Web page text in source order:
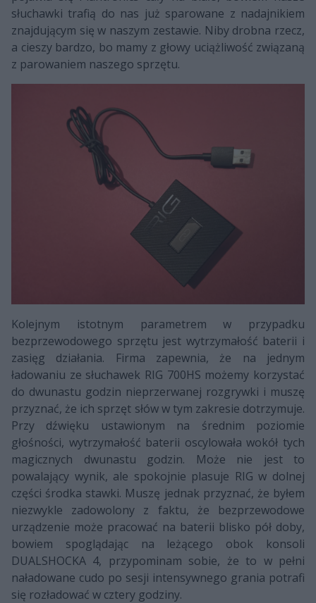
słuchawki trafią do nas już sparowane z nadajnikiem
znajdującym się w naszym zestawie. Niby drobna rzecz,
a cieszy bardzo, bo mamy z głowy uciążliwość związaną
z parowaniem naszego sprzętu.
Kolejnym istotnym parametrem w przypadku
bezprzewodowego sprzętu jest wytrzymałość baterii i
zasięg działania. Firma zapewnia, że na jednym
ładowaniu ze słuchawek RIG 700HS możemy korzystać
do dwunastu godzin nieprzerwanej rozgrywki i muszę
przyznać, że ich sprzęt słów w tym zakresie dotrzymuje.
Przy dźwięku ustawionym na średnim poziomie
głośności, wytrzymałość baterii oscylowała wokół tych
magicznych dwunastu godzin. Może nie jest to
powalający wynik, ale spokojnie plasuje RIG w dolnej
części środka stawki. Muszę jednak przyznać, że byłem
niezwykle zadowolony z faktu, że bezprzewodowe
urządzenie może pracować na baterii blisko pół doby,
bowiem spoglądając na leżącego obok konsoli
DUALSHOCKA 4, przypominam sobie, że to w pełni
naładowane cudo po sesji intensywnego grania potrafi
się rozładować w cztery godziny.